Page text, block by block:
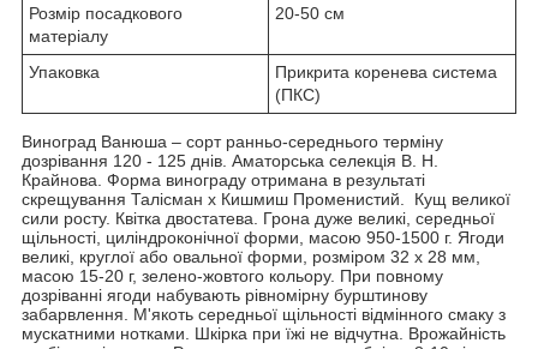
Розмір посадкового
матеріалу
20-50 см
Упаковка
Прикрита коренева система
(ПКС)
Виноград Ванюша – сорт ранньо-середнього терміну
дозрівання 120 - 125 днів. Аматорська селекція В. Н.
Крайнова. Форма винограду отримана в результаті
скрещування Талісман х Кишмиш Променистий. Кущ великої
сили росту. Квітка двостатева. Грона дуже великі, середньої
щільності, циліндроконічної форми, масою 950-1500 г. Ягоди
великі, круглої або овальної форми, розміром 32 х 28 мм,
масою 15-20 г, зелено-жовтого кольору. При повному
дозріванні ягоди набувають рівномірну бурштинову
забарвлення. М'якоть середньої щільності відмінного смаку з
мускатними нотками. Шкірка при їжі не відчутна. Врожайність